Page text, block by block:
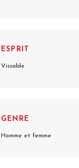
ESPRIT
Vissable
GENRE
Homme et femme